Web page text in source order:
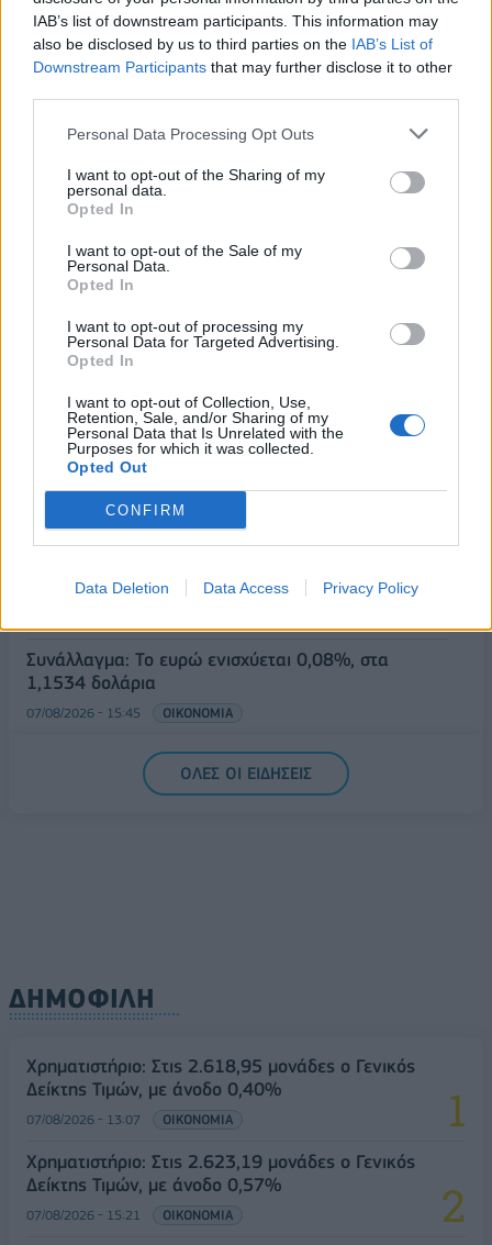
IAB’s list of downstream participants. This information may
also be disclosed by us to third parties on the IAB’s List of
Downstream Participants that may further disclose it to other
Personal Data Processing Opt Outs
I want to opt-out of the Sharing of my
personal data.
Opted In
I want to opt-out of the Sale of my
Personal Data.
Opted In
I want to opt-out of processing my
Personal Data for Targeted Advertising.
Opted In
I want to opt-out of Collection, Use,
Retention, Sale, and/or Sharing of my
Personal Data that Is Unrelated with the
Purposes for which it was collected.
Opted Out
CONFIRM
Data Deletion Data Access Privacy Policy
Ελλάδα στη μεγάλη τεχνολογική μετάβαση
08/08/2026 - 10:54 ΤΕΧΝΟΛΟΓΙΑ
Ουγγαρία
08/08/2026 - 10:26 ΕΝΕΡΓΕΙΑ
ΣΚΑΪ: Ολοκληρώθηκε η θητεία του Γρηγόρη
θέση του CEO
08/08/2026 - 10:02
ΥΠΑΑΤ: Επιπλέον 12,5 εκατ. ευρώ στις Περιφέρειες
για την ενίσχυση της βιοασφάλειας
Deloitte Ελλάδος: Χρηματοοικονομικός σύμβουλος
της ΔΕΗ για την είσοδο στην πολωνική αγορά
ενέργειας
07/08/2026 - 16:38
Στρατηγική επένδυση του EFA GROUP στη Fractal
τεχνολογιών
Συνάλλαγμα: Το ευρώ ενισχύεται 0,08%, στα
1,1534 δολάρια
07/08/2026 - 15:45 ΟΙΚΟΝΟΜΙΑ
Χρηματιστήριο: Στις 2.623,19 μονάδες ο Γενικός
Δείκτης Τιμών, με άνοδο 0,57%
ΟΛΕΣ ΟΙ ΕΙΔΗΣΕΙΣ
ΔΗΜΟΦΙΛΗ
Χρηματιστήριο: Στις 2.618,95 μονάδες ο Γενικός
Δείκτης Τιμών, με άνοδο 0,40%
07/08/2026 - 13:07 ΟΙΚΟΝΟΜΙΑ
Χρηματιστήριο: Στις 2.623,19 μονάδες ο Γενικός
Δείκτης Τιμών, με άνοδο 0,57%
07/08/2026 - 15:21 ΟΙΚΟΝΟΜΙΑ